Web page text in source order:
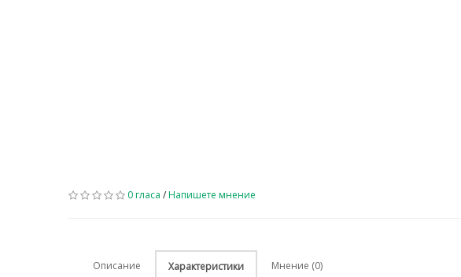
0 гласа /Напишете мнение
Описание Характеристики Мнение (0)